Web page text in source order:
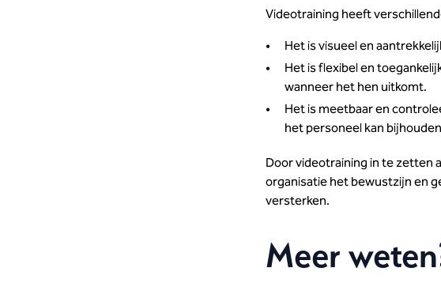
Videotraining heeft
Het is visueel en
Het is flexibel en
wanneer het hen uitkomt.
Het is meetbaar en
het personeel kan
Door videotraining in te zetten
organisatie het bewustzijn en
versterken.
Meer